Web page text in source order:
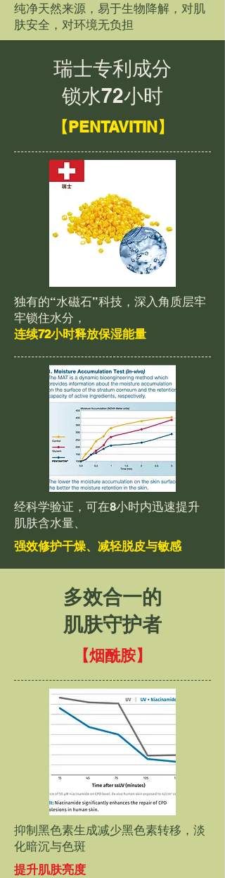
纯净天然来源，易于生物降解，对肌
肤安全，对环境无负担
瑞士专利成分
锁水72小时
【PENTAVITIN】
独有的“水磁石”科技，深入角质层牢
牢锁住水分，
连续72小时释放保湿能量
经科学验证，可在8小时内迅速提升
肌肤含水量、
强效修护干燥、减轻脱皮与敏感
多效合一的
肌肤守护者
【烟酰胺】
抑制黑色素生成减少黑色素转移，淡
化暗沉与色斑
提升肌肤亮度